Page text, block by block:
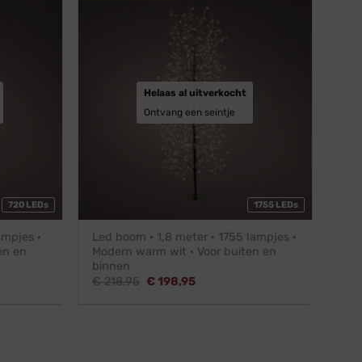
720 LEDs
·
en
1755 LEDs
Helaas al uitverkocht
Ontvang een seintje
Led boom · 1,8 meter · 1755 lampjes ·
Modern warm wit · Voor buiten en
binnen
€218,95 Oorspronkelijke
€198,95Huidige